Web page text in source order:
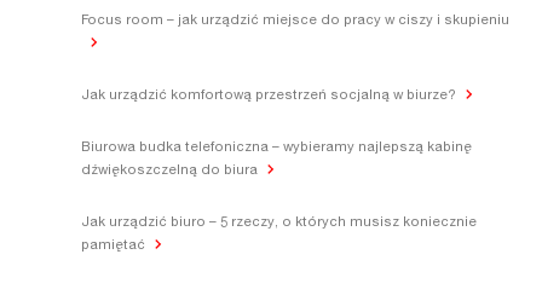
Focus room – jak urządzić miejsce do pracy w ciszy i skupieniu
Jak urządzić komfortową przestrzeń socjalną w biurze?
Biurowa budka telefoniczna – wybieramy najlepszą kabinę
dźwiękoszczelną do biura
Jak urządzić biuro – 5 rzeczy, o których musisz koniecznie
pamiętać